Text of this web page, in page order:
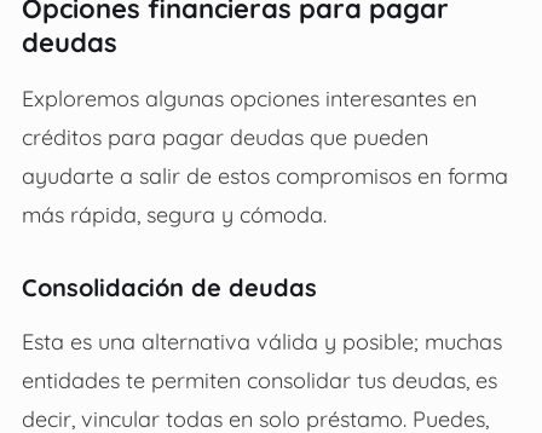
Opciones financieras para pagar
deudas
Exploremos algunas opciones interesantes en
créditos para pagar deudas que pueden
ayudarte a salir de estos compromisos en forma
más rápida, segura y cómoda.
Consolidación de deudas
Esta es una alternativa válida y posible; muchas
entidades te permiten consolidar tus deudas, es
decir, vincular todas en solo préstamo. Puedes,